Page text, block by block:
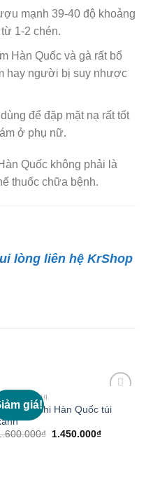
mạnh 39-40 độ khoảng
1-2 chén.
Hàn Quốc và gà rất bổ
hay người bị suy nhược
để đặp mặt nạ rất tốt
ở phụ nữ.
Quốc không phải là
thuốc chữa bệnh.
lòng liên hệ KrShop
giá!
Wishlist
LINH CHI
linh chi Hàn Quốc túi
₫ 1.450.000₫